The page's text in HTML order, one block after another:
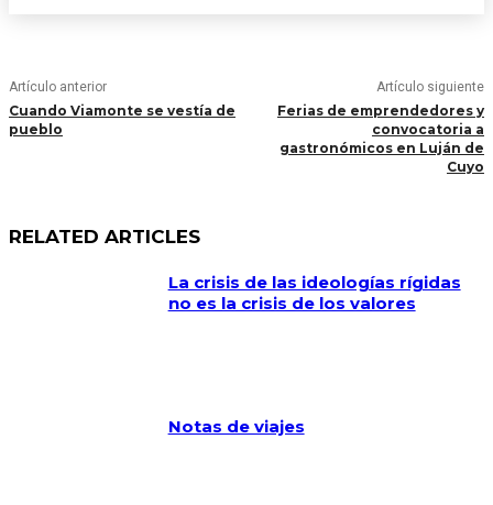
Artículo anterior
Cuando Viamonte se vestía de
pueblo
Artículo siguiente
Ferias de emprendedores y
convocatoria a
gastronómicos en Luján de
Cuyo
RELATED ARTICLES
La crisis de las ideologías rígidas
no es la crisis de los valores
Notas de viajes